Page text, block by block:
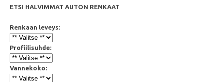
ETSI HALVIMMAT AUTON RENKAAT
Renkaan leveys:
Profiilisuhde:
Vannekoko: